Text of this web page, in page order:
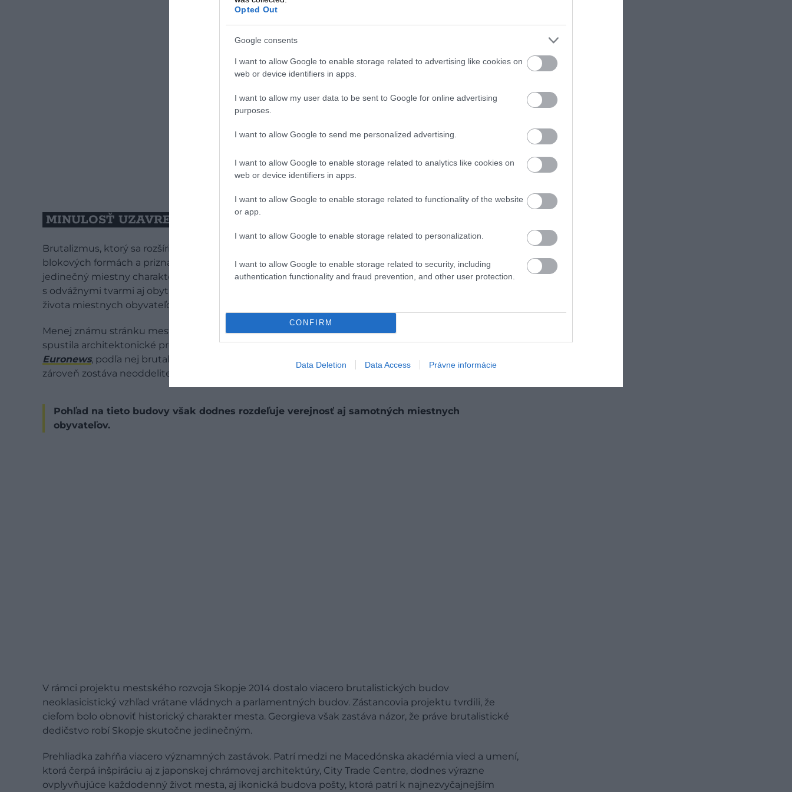
Opted Out
Google consents
I want to allow Google to enable storage related to advertising like cookies on
web or device identifiers in apps.
I want to allow my user data to be sent to Google for online advertising
purposes.
I want to allow Google to send me personalized advertising.
I want to allow Google to enable storage related to analytics like cookies on
web or device identifiers in apps.
I want to allow Google to enable storage related to functionality of the website
or app.
I want to allow Google to enable storage related to personalization.
I want to allow Google to enable storage related to security, including
authentication functionality and fraud prevention, and other user protection.
CONFIRM
Data Deletion Data Access Právne informácie
MINULOSŤ UZAVRETÁ V BETÓNE V ULICIACH SKOPJE
Brutalizmus, ktorý sa rozšíril v povojnových desaťročiach, stojí na surovom betóne, masívnych
blokových formách a priznaných konštrukciách. VSkopjevšak tento architektonický štýl získal
jedinečný miestny charakter. Vedľa seba tu stoja monumentálne verejné budovy, kultúrne inštitúcie
s odvážnymi tvarmi aj obytné komplexy, ktoré sú dodnes prirodzenou súčasťou každodenného
života miestnych obyvateľov.
Menej známu stránku mesta približuje miestna sprievodkyňa Aleksandra Georgieva, ktorá nedávno
spustila architektonické prehliadky fungujúce na princípe dobrovoľného príspevku. Ako uvádza
Euronews, podľa nej brutalizmus v Skopje aj dnes vyvoláva diskusie a rozporuplné reakcie, no
zároveň zostáva neoddeliteľnou súčasťou identity mesta.
Pohľad na tieto budovy však dodnes rozdeľuje verejnosť aj samotných miestnych
obyvateľov.
V rámci projektu mestského rozvoja Skopje 2014 dostalo viacero brutalistických budov
neoklasicistický vzhľad vrátane vládnych a parlamentných budov. Zástancovia projektu tvrdili, že
cieľom bolo obnoviť historický charakter mesta. Georgieva však zastáva názor, že práve brutalistické
dedičstvo robí Skopje skutočne jedinečným.
Prehliadka zahŕňa viacero významných zastávok. Patrí medzi ne Macedónska akadémia vied a umení,
ktorá čerpá inšpiráciu aj z japonskej chrámovej architektúry, City Trade Centre, dodnes výrazne
ovplyvňujúce každodenný život mesta, aj ikonická budova pošty, ktorá patrí k najnezvyčajnejším